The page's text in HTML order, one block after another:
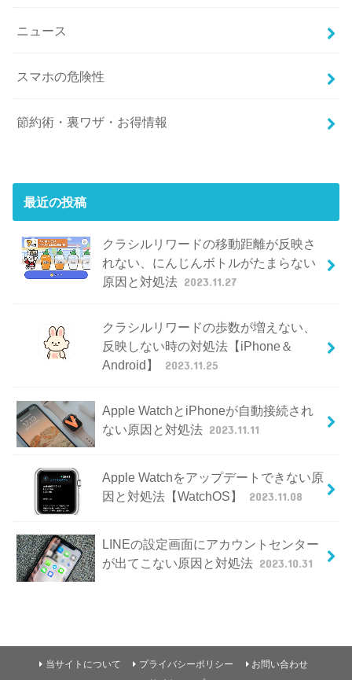
ニュース
スマホの危険性
節約術・裏ワザ・お得情報
最近の投稿
クラシルリワードの移動距離が反映さ
れない、にんじんボトルがたまらない
原因と対処法 2023.11.27
クラシルリワードの歩数が増えない、
反映しない時の対処法【iPhone＆
Android】
2023.11.25
Apple WatchとiPhoneが自動接続され
ない原因と対処法 2023.11.11
Apple Watchをアップデートできない原
因と対処法【WatchOS】
2023.11.08
LINEの設定画面にアカウントセンター
が出てこない原因と対処法 2023.10.31
当サイトについて プライバシーポリシー
お問い合わせ